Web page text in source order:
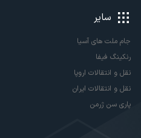
سایر
جام ملت های آسیا
رنکینگ فیفا
نقل و انتقالات اروپا
نقل و انتقالات ایران
پاری سن ژرمن